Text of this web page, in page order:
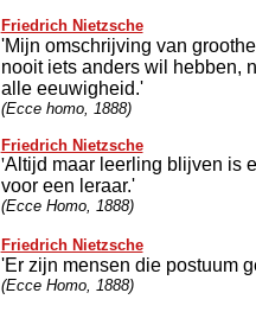
Friedrich Nietzsche
'Mijn omschrijving van
nooit iets anders wil hebben,
alle eeuwigheid.'
(Ecce homo, 1888)
Friedrich Nietzsche
'Altijd maar leerling blijven is
voor een leraar.'
(Ecce Homo, 1888)
Friedrich Nietzsche
'Er zijn mensen die postuum
(Ecce Homo, 1888)